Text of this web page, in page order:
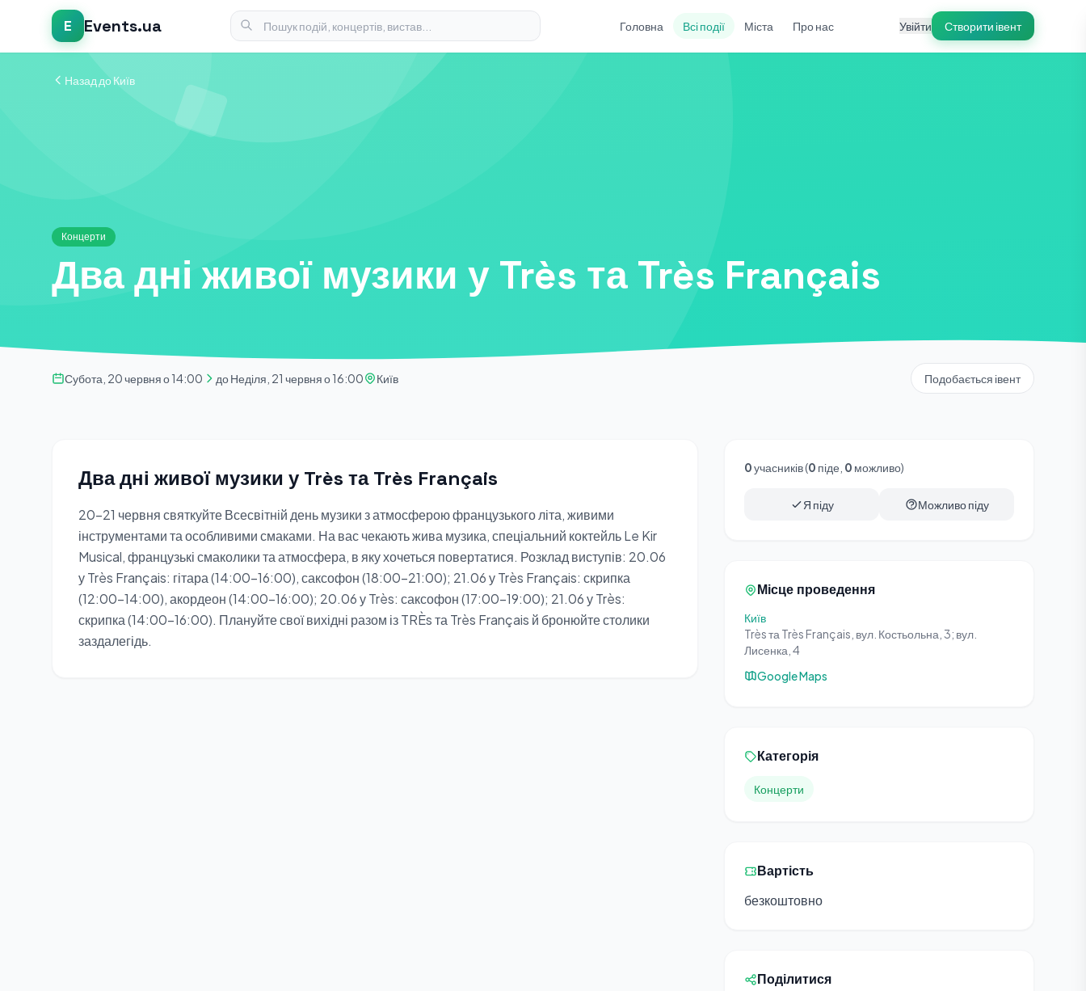
E Events.ua Головна Всі події Міста Про нас Увійти Створити івент
Назад до Київ
Концерти
Два дні живої музики у Très та Très Français
Субота, 20 червня о 14:00 до Неділя, 21 червня о 16:00 Київ Подобається івент
Два дні живої музики у Très та Très Français
20–21 червня святкуйте Всесвітній день музики з атмосферою французького літа, живими
інструментами та особливими смаками. На вас чекають жива музика, спеціальний коктейль Le Kir
Musical, французькі смаколики та атмосфера, в яку хочеться повертатися. Розклад виступів: 20.06
у Très Français: гітара (14:00–16:00), саксофон (18:00–21:00); 21.06 у Très Français: скрипка
(12:00–14:00), акордеон (14:00–16:00); 20.06 у Très: саксофон (17:00–19:00); 21.06 у Très:
скрипка (14:00–16:00). Плануйте свої вихідні разом із TRÈs та Très Français й бронюйте столики
заздалегідь.
0учасників (0 піде, 0 можливо)
Я піду Можливо піду
Місце проведення
Київ
Très та Très Français, вул. Костьольна, 3; вул.
Лисенка, 4
Google Maps
Категорія
Концерти
Вартість
безкоштовно
Поділитися